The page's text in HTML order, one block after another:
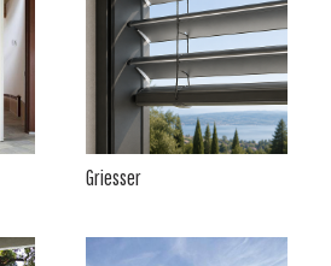
Griesser